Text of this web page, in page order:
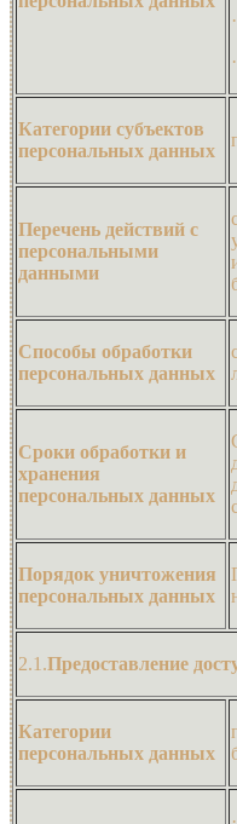
Категории субъектов
персональных данных
Перечень действий с
персональными
данными
Способы обработки
персональных данных
Сроки обработки и
хранения
персональных данных
Порядок уничтожения
персональных данных
2.1.Предоставление
Категории
персональных данных